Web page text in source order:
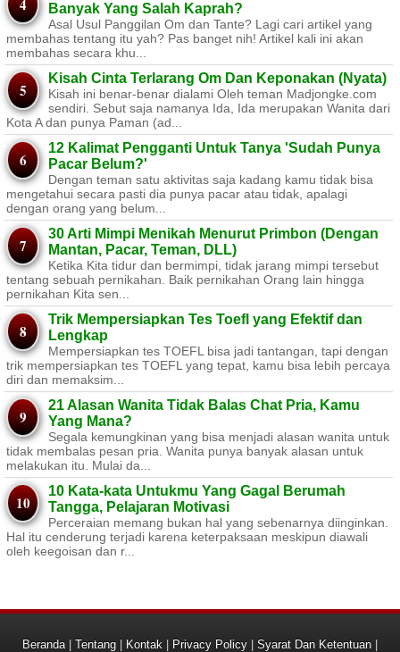
Banyak Yang Salah Kaprah?
Asal Usul Panggilan Om dan Tante? Lagi cari artikel yang
membahas tentang itu yah? Pas banget nih! Artikel kali ini akan
membahas secara khu...
Kisah Cinta Terlarang Om Dan Keponakan (Nyata)
Kisah ini benar-benar dialami Oleh teman Madjongke.com
sendiri. Sebut saja namanya Ida, Ida merupakan Wanita dari
Kota A dan punya Paman (ad...
12 Kalimat Pengganti Untuk Tanya 'Sudah Punya
Pacar Belum?'
Dengan teman satu aktivitas saja kadang kamu tidak bisa
mengetahui secara pasti dia punya pacar atau tidak, apalagi
dengan orang yang belum...
30 Arti Mimpi Menikah Menurut Primbon (Dengan
Mantan, Pacar, Teman, DLL)
Ketika Kita tidur dan bermimpi, tidak jarang mimpi tersebut
tentang sebuah pernikahan. Baik pernikahan Orang lain hingga
pernikahan Kita sen...
Trik Mempersiapkan Tes Toefl yang Efektif dan
Lengkap
Mempersiapkan tes TOEFL bisa jadi tantangan, tapi dengan
trik mempersiapkan tes TOEFL yang tepat, kamu bisa lebih percaya
diri dan memaksim...
21 Alasan Wanita Tidak Balas Chat Pria, Kamu
Yang Mana?
Segala kemungkinan yang bisa menjadi alasan wanita untuk
tidak membalas pesan pria. Wanita punya banyak alasan untuk
melakukan itu. Mulai da...
10 Kata-kata Untukmu Yang Gagal Berumah
Tangga, Pelajaran Motivasi
Perceraian memang bukan hal yang sebenarnya diinginkan.
Hal itu cenderung terjadi karena keterpaksaan meskipun diawali
oleh keegoisan dan r...
Beranda| Tentang Kontak Privacy Policy Syarat Dan Ketentuan